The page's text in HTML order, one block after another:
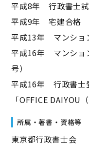
平成8年 行政書士
平成9年 宅建合格
平成13年 マンショ
平成16年 マンショ
号）
平成16年 行政書士
「OFFICE DAIYOU
所属・著書・資格等
東京都行政書士会